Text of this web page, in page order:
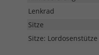
Lenkrad
Sitze
Sitze: Lordosenstütze